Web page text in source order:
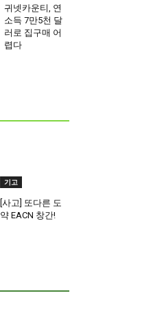
귀넷카운티, 연
소득 7만5천 달
러로 집구매 어
렵다
기고
[사고] 또다른 도
약 EACN 창간!